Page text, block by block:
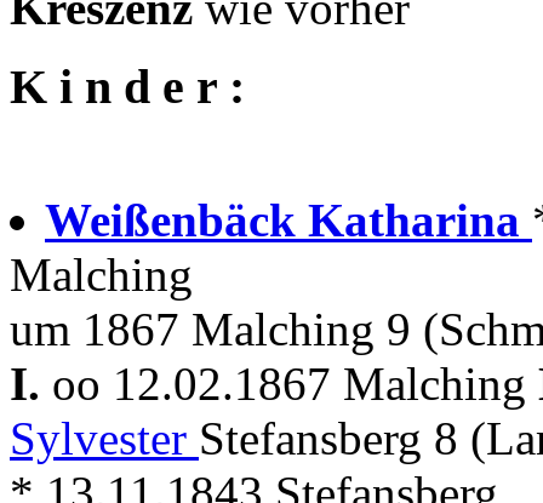
K i n d e r :
Weißenbäck Katharina
Malching
um 1867 Malching 9
I. oo 12.02.1867 Malching
Sylvester Stefansberg 8
* 13.11.1843 Stefansberg